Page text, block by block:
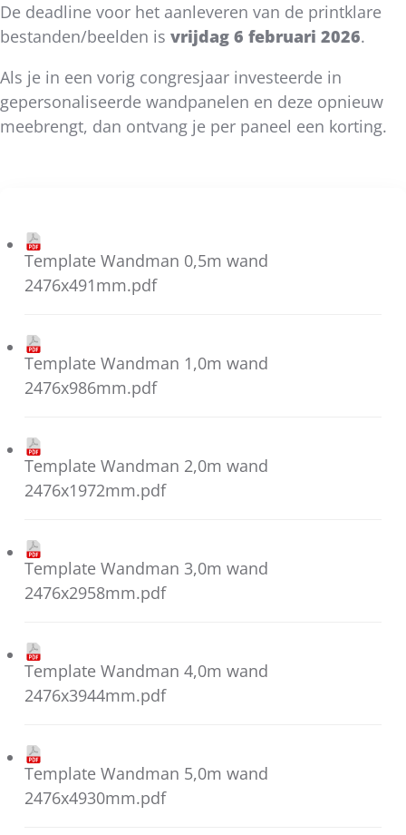
De deadline voor het aanleveren van de printklare
bestanden/beelden is vrijdag 6 februari 2026.
Als je in een vorig congresjaar investeerde in
gepersonaliseerde wandpanelen en deze opnieuw
meebrengt, dan ontvang je per paneel een korting.
Template Wandman 0,5m wand
2476x491mm.pdf
Template Wandman 1,0m wand
2476x986mm.pdf
Template Wandman 2,0m wand
2476x1972mm.pdf
Template Wandman 3,0m wand
2476x2958mm.pdf
Template Wandman 4,0m wand
2476x3944mm.pdf
Template Wandman 5,0m wand
2476x4930mm.pdf